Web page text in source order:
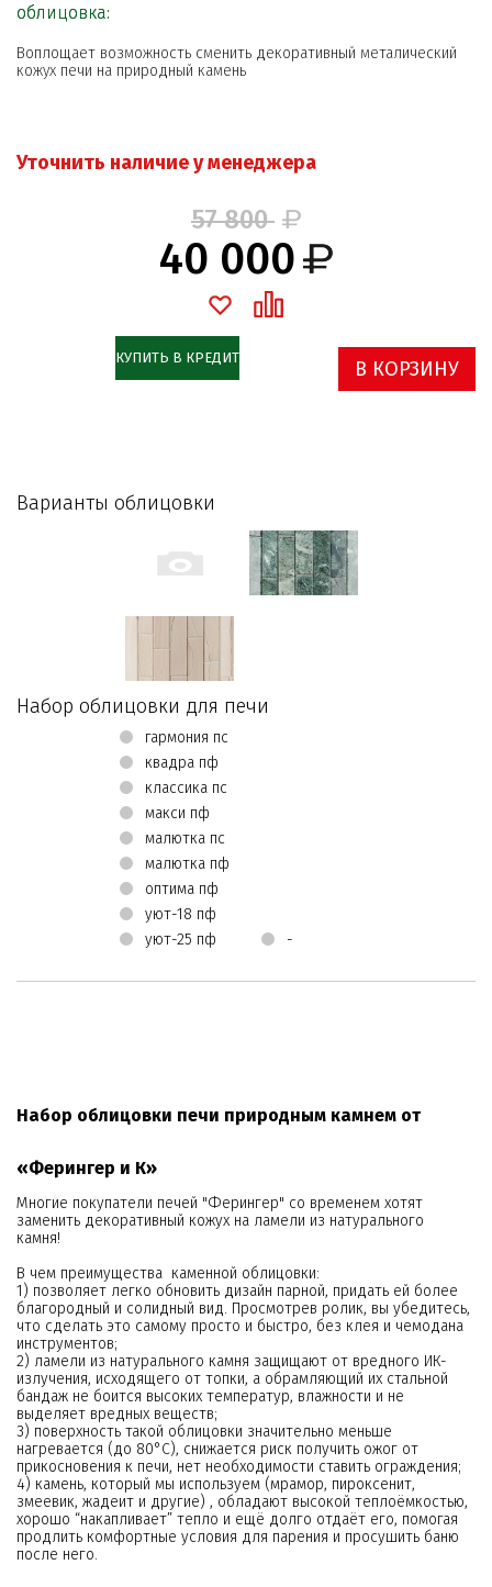
облицовка:
Воплощает возможность сменить декоративный металический
кожух печи на природный камень
Уточнить наличие у менеджера
57 800
40 000
КУПИТЬ В КРЕДИТ В КОРЗИНУ
Варианты облицовки
Набор облицовки для печи
гармония пс
квадра пф
классика пс
макси пф
малютка пс
малютка пф
оптима пф
уют-18 пф
уют-25 пф
-
Набор облицовки печи природным камнем от
«Ферингер и К»
Многие покупатели печей "Ферингер" со временем хотят
заменить декоративный кожух на ламели из натурального
камня!
В чем преимущества каменной облицовки:
1) позволяет легко обновить дизайн парной, придать ей более
благородный и солидный вид. Просмотрев ролик, вы убедитесь,
что сделать это самому просто и быстро, без клея и чемодана
инструментов;
2) ламели из натурального камня защищают от вредного ИК-
излучения, исходящего от топки, а обрамляющий их стальной
бандаж не боится высоких температур, влажности и не
выделяет вредных веществ;
3) поверхность такой облицовки значительно меньше
нагревается (до 80°С), снижается риск получить ожог от
прикосновения к печи, нет необходимости ставить ограждения;
4) камень, который мы используем (мрамор, пироксенит,
змеевик, жадеит и другие) , обладают высокой теплоёмкостью,
хорошо “накапливает” тепло и ещё долго отдаёт его, помогая
продлить комфортные условия для парения и просушить баню
после него.